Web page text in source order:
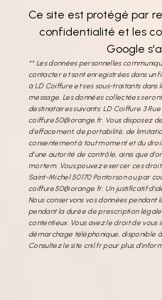
Ce site est protégé par
confidentialité et les
Google
** Les données personnelles
contacter et sont enregistrées dans un
à LD Coiffure et ses sous-traitants
message. Les données collectées
destinataires suivants: LD Coiffure 3
coiffure50@orange.fr. Vous disposez
d’effacement, de portabilité, de
consentement à tout moment et du
d’une autorité de contrôle, ainsi que
mortem. Vous pouvez exercer ces
Saint-Michel 50170 Pontorson ou par
coiffure50@orange.fr. Un justificatif
Nous conservons vos données
pendant la durée de prescription
contentieux. Vous avez le droit de vous
démarchage téléphonique, disponible
Consultez le site cnil.fr pour plus